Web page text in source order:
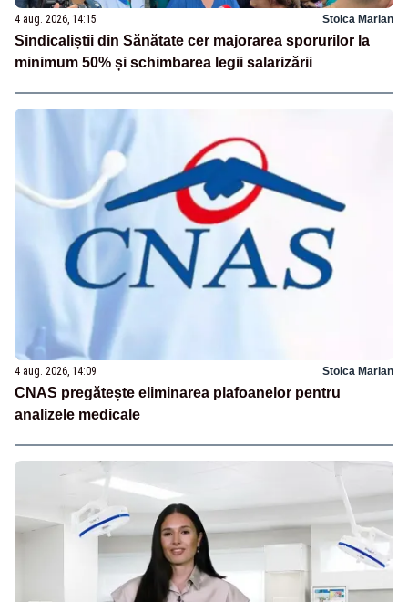
4 aug. 2026, 14:15 Stoica Marian
Sindicaliștii din Sănătate cer majorarea sporurilor la
minimum 50% și schimbarea legii salarizării
4 aug. 2026, 14:09 Stoica Marian
CNAS pregătește eliminarea plafoanelor pentru
analizele medicale